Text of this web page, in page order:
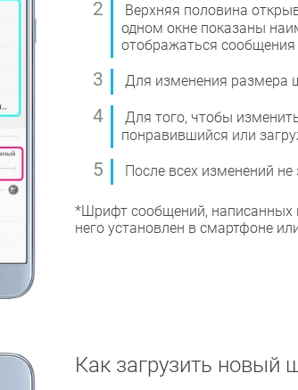
Верхняя половина
одном окне показаны
отображаться сообщения
Для изменения размера
Для того, чтобы
понравившийся или
После всех изменений
*Шрифт сообщений, написанных
него установлен в смартфоне
Как загрузить новый